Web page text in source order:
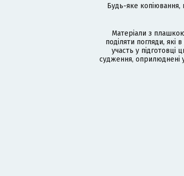
Будь-яке копіювання,
Матеріали з
поділяти погляди,
участь у підготовці
судження, оприлюднені